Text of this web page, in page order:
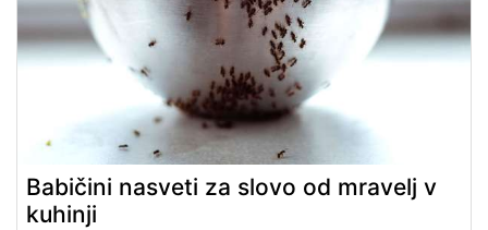
Babičini nasveti za slovo od mravelj v
kuhinji